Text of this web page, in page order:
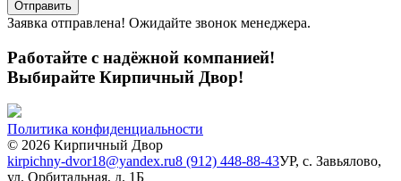
Заявка отправлена! Ожидайте звонок менеджера.
Работайте с надёжной компанией!
Выбирайте Кирпичный Двор!
Политика конфиденциальности
© 2026 Кирпичный Двор
kirpichny-dvor18@yandex.ru8 (912) 448-88-43УР, с. Завьялово,
ул. Орбитальная, д. 1Б